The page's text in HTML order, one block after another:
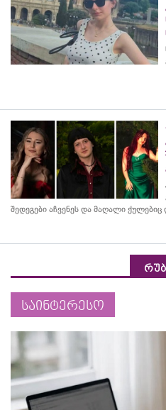
შედეგები აჩვენეს და მაღალი ქულებიც
საინტერესო